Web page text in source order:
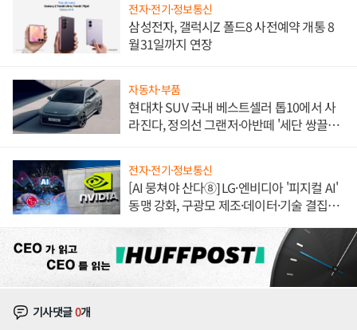
전자·전기·정보통신
삼성전자, 갤럭시Z 폴드8 사전예약 개통 8
월31일까지 연장
자동차·부품
현대차 SUV 국내 베스트셀러 톱10에서 사
라진다, 정의선 그랜저·아반떼 '세단 쌍끌
전자·전기·정보통신
[AI 뭉쳐야 산다⑧] LG·엔비디아 '피지컬 AI'
동맹 강화, 구광모 제조·데이터·기술 결집
기사댓글0개